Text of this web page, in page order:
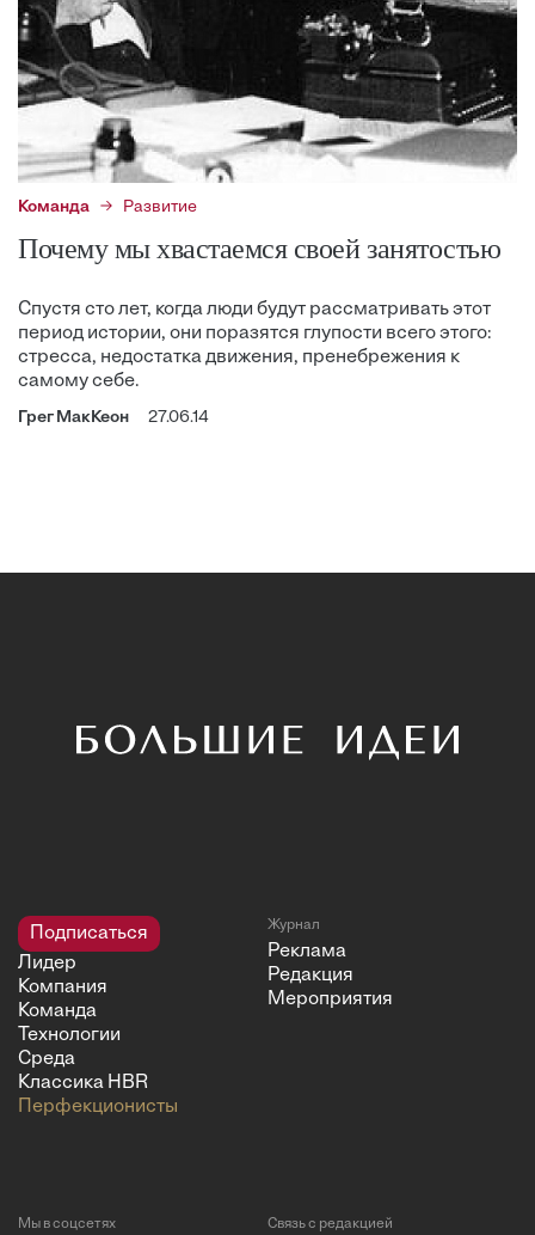
Команда Развитие
Почему мы хвастаемся своей занятостью
Спустя сто лет, когда люди будут рассматривать этот
период истории, они поразятся глупости всего этого:
стресса, недостатка движения, пренебрежения к
самому себе.
Грег МакКеон 27.06.14
Подписаться
Лидер
Компания
Команда
Технологии
Среда
Классика HBR
Перфекционисты
Журнал
Реклама
Редакция
Мероприятия
Мы в соцсетях Связь с редакцией